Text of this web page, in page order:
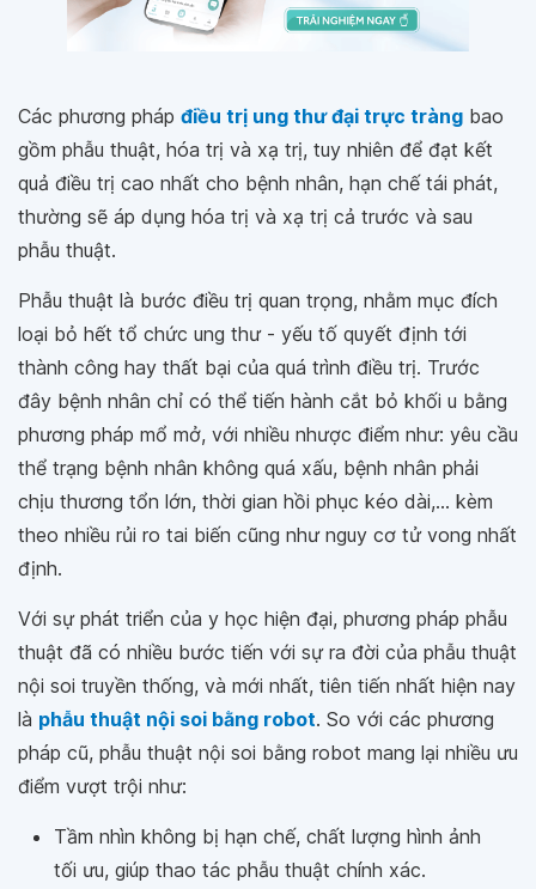
Các phương pháp điều trị ung thư đại trực tràngbao
gồm phẫu thuật, hóa trị và xạ trị, tuy nhiên để đạt kết
quả điều trị cao nhất cho bệnh nhân, hạn chế tái phát,
thường sẽ áp dụng hóa trị và xạ trị cả trước và sau
phẫu thuật.
Phẫu thuật là bước điều trị quan trọng, nhằm mục đích
loại bỏ hết tổ chức ung thư - yếu tố quyết định tới
thành công hay thất bại của quá trình điều trị. Trước
đây bệnh nhân chỉ có thể tiến hành cắt bỏ khối u bằng
phương pháp mổ mở, với nhiều nhược điểm như: yêu cầu
thể trạng bệnh nhân không quá xấu, bệnh nhân phải
chịu thương tổn lớn, thời gian hồi phục kéo dài,... kèm
theo nhiều rủi ro tai biến cũng như nguy cơ tử vong nhất
định.
Với sự phát triển của y học hiện đại, phương pháp phẫu
thuật đã có nhiều bước tiến với sự ra đời của phẫu thuật
nội soi truyền thống, và mới nhất, tiên tiến nhất hiện nay
là phẫu thuật nội soi bằng robot. So với các phương
pháp cũ, phẫu thuật nội soi bằng robot mang lại nhiều ưu
điểm vượt trội như:
Tầm nhìn không bị hạn chế, chất lượng hình ảnh
tối ưu, giúp thao tác phẫu thuật chính xác.